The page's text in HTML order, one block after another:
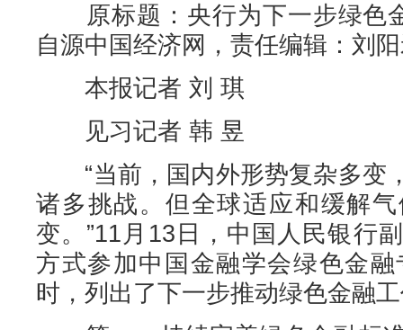
原标题：央行为下一步绿色金
自源中国经济网，责任编辑：刘
本报记者 刘 琪
见习记者 韩 昱
“当前，国内外形势复杂多变
诸多挑战。但全球适应和缓解
变。”11月13日，中国人民银行
方式参加中国金融学会绿色金
时，列出了下一步推动绿色金融